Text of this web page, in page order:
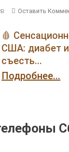
Оставить
🩸
США: диабет
съесть...
Подробнее...